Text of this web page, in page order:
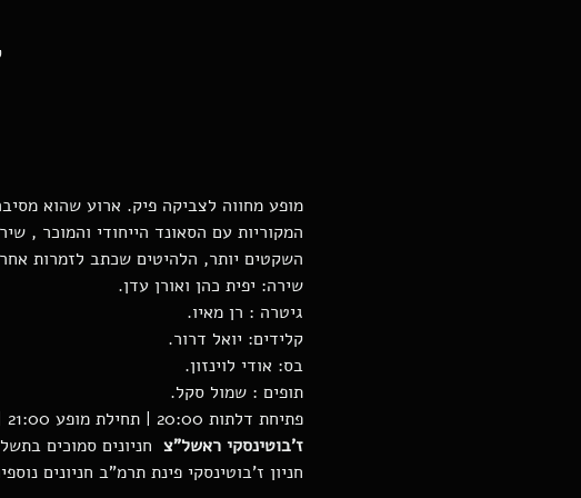
מופע מחווה לצביקה פיק. ארוע שהוא
המקוריות עם הסאונד הייחודי והמוכר ,
השקטים יותר, הלהיטים שכתב לזמרות
שירה: יפית כהן ואורן עדן.
גיטרה : רן מאיו.
קלידים: יואל דרור.
בס: אודי לוינזון.
תופים : שמול סקל.
פתיחת דלתות 20:00 | תחילת מופע 21:00 | במקום ניתן להזמין אוכל ושתייה
ז'בוטינסקי ראשל"צ
חניון ז'בוטינסקי פינת תרמ"ב חניונים